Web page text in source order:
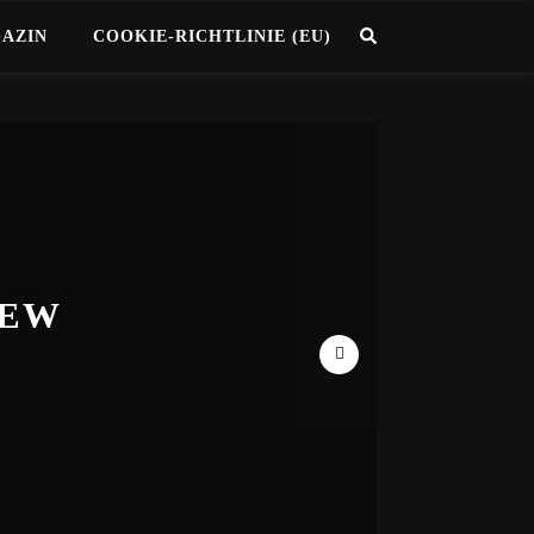
COOKIE-RICHTLINIE (EU)
2/2)